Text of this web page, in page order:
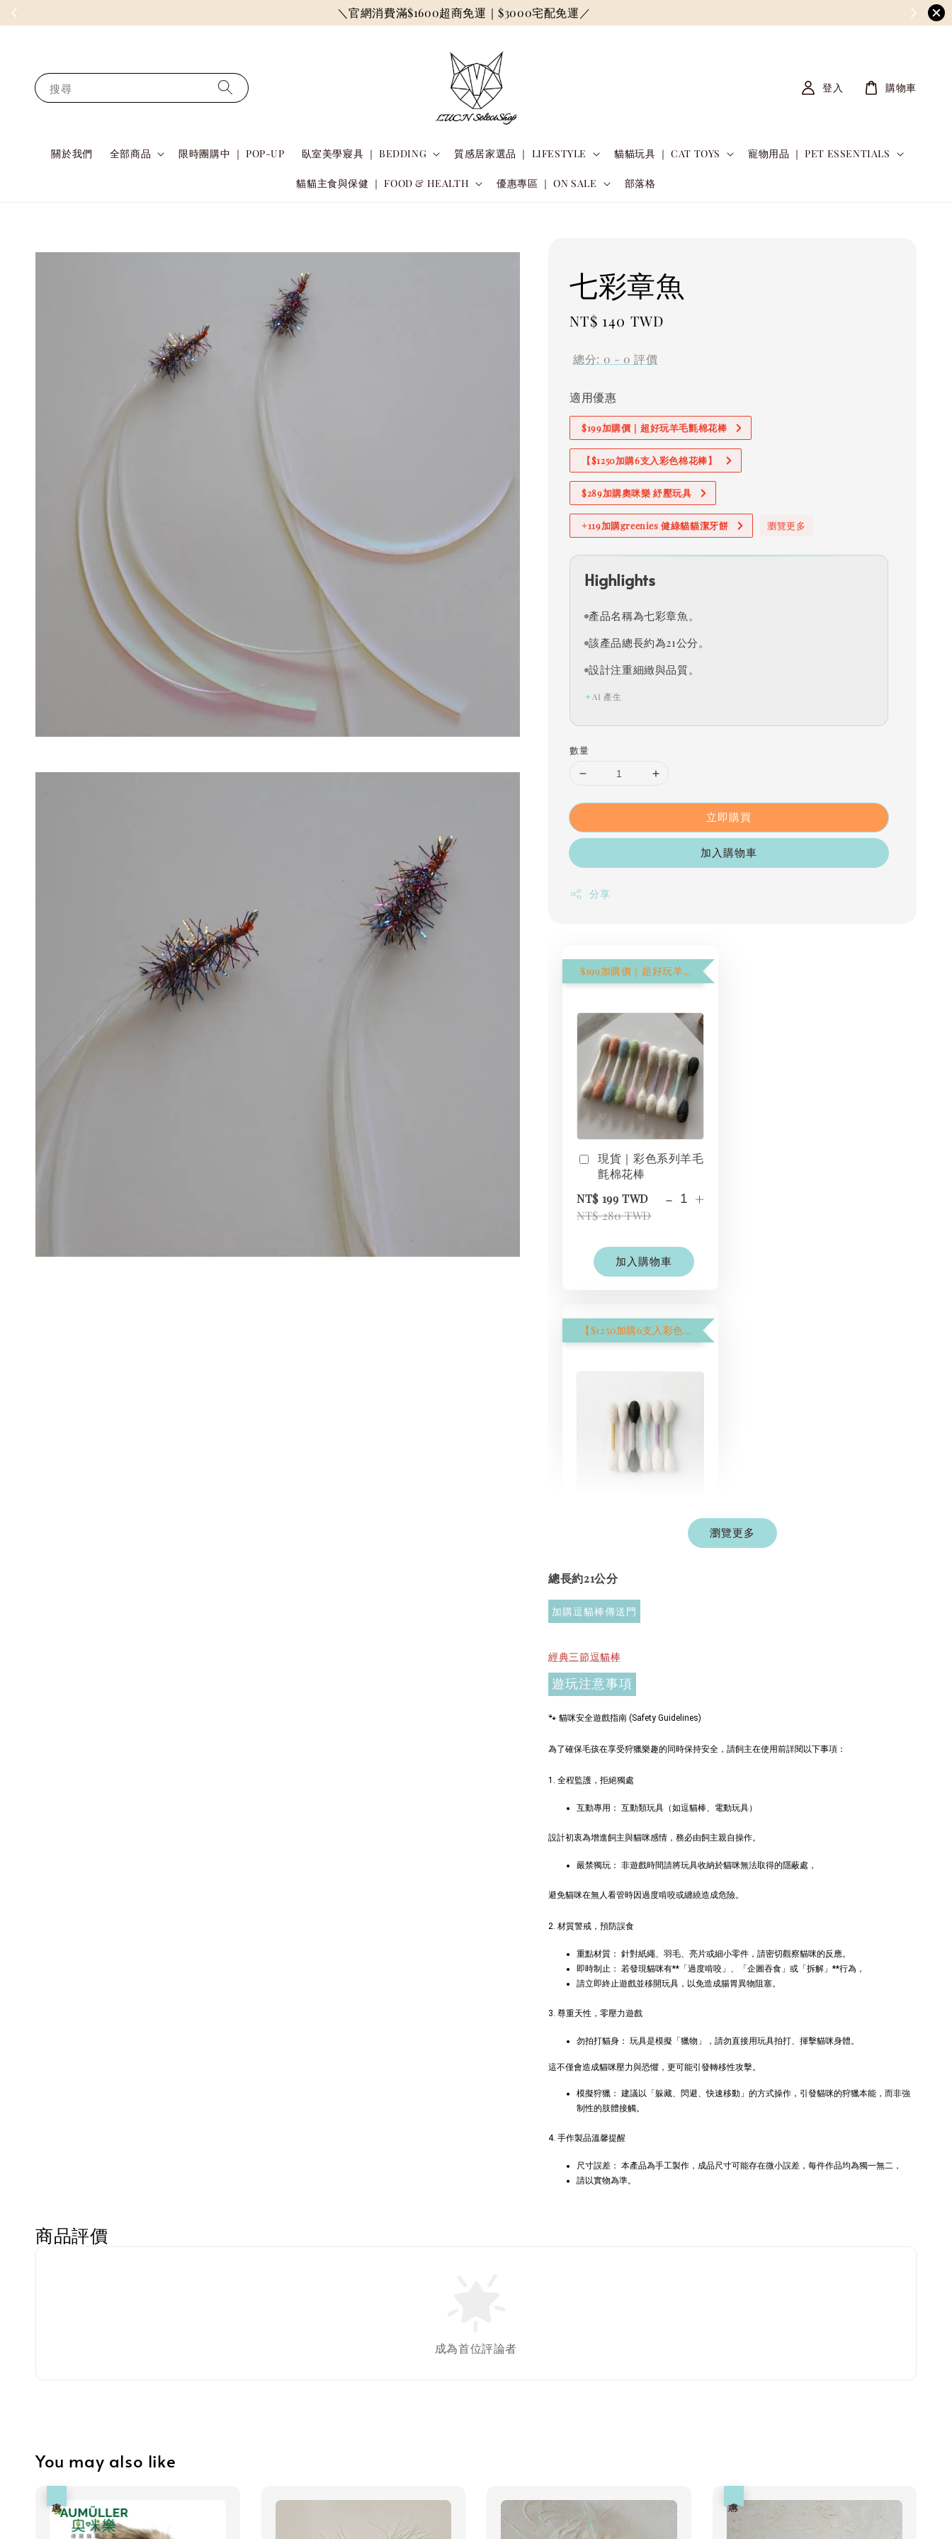
＼官網消費滿$1600超商免運｜$3000宅配免運／
搜尋
關於我們 全部商品 限時團購中 ｜ POP-UP 臥室美學寢具 ｜ BEDDING 質感居家選品 ｜ LIFESTYLE 貓貓玩具 ｜ CAT TOYS 寵物用品 ｜ PET ESSENTIALS
貓貓主食與保健 ｜ FOOD & HEALTH 優惠專區 ｜ ON SALE 部落格
登入 購物車
七彩章魚
Regular
NT$ 140 TWD
總分: 0 - 0 評價
適用優惠
$199加購價｜超好玩羊毛氈棉花棒
【$1250加購6支入彩色棉花棒】
$289加購奧咪樂 紓壓玩具
+119加購greenies 健綠貓貓潔牙餅 瀏覽更多
Highlights
產品名稱為七彩章魚。
該產品總長約為21公分。
設計注重細緻與品質。
✦ AI 產生
數量
立即購買
加入購物車
分享
$199加購價｜超好玩羊毛氈棉花棒
現貨｜彩色系列羊毛
氈棉花棒
NT$ 199 TWD
NT$ 280 TWD
- +
加入購物車
【$1250加購6支入彩色棉花棒】
現貨｜彩色系列羊毛
NT$ 1,500 TWD
加入購物車
$289加購奧咪樂 紓壓玩具
Aumüller 奧咪樂｜
毛雪貂
NT$ 289 TWD
NT$ 300 TWD
- +
樂 毛毛浣熊｜貓薄
NT$ 289 TWD
NT$ 300 TWD
- +
瀏覽更多
總長約21公分
加購逗貓棒傳送門
經典三節逗貓棒
遊玩注意事項
🐾 貓咪安全遊戲指南 (Safety Guidelines)
為了確保毛孩在享受狩獵樂趣的同時保持安全，請飼主在使用前詳閱以下事項：
1. 全程監護，拒絕獨處
互動專用： 互動類玩具（如逗貓棒、電動玩具）
設計初衷為增進飼主與貓咪感情，務必由飼主親自操作。
嚴禁獨玩： 非遊戲時間請將玩具收納於貓咪無法取得的隱蔽處，
避免貓咪在無人看管時因過度啃咬或纏繞造成危險。
2. 材質警戒，預防誤食
重點材質： 針對紙繩、羽毛、亮片或細小零件，請密切觀察貓咪的反應。
即時制止： 若發現貓咪有**「過度啃咬」、「企圖吞食」或「拆解」**行為，
請立即終止遊戲並移開玩具，以免造成腸胃異物阻塞。
3. 尊重天性，零壓力遊戲
勿拍打貓身： 玩具是模擬「獵物」，請勿直接用玩具拍打、揮擊貓咪身體。
這不僅會造成貓咪壓力與恐懼，更可能引發轉移性攻擊。
模擬狩獵： 建議以「躲藏、閃避、快速移動」的方式操作，引發貓咪的狩獵本能，而非強
制性的肢體接觸。
4. 手作製品溫馨提醒
尺寸誤差： 本產品為手工製作，成品尺寸可能存在微小誤差，每件作品均為獨一無二，
請以實物為準。
商品評價
成為首位評論者
You may also like